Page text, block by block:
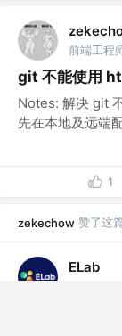
git 不能使用
Notes: 解决 git
先在本地及远端
1
zekechow 赞了这
ELab